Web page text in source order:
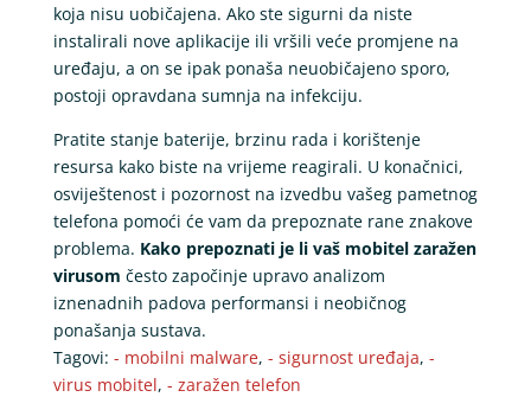
koja nisu uobičajena. Ako ste sigurni da niste
instalirali nove aplikacije ili vršili veće promjene na
uređaju, a on se ipak ponaša neuobičajeno sporo,
postoji opravdana sumnja na infekciju.
Pratite stanje baterije, brzinu rada i korištenje
resursa kako biste na vrijeme reagirali. U konačnici,
osviještenost i pozornost na izvedbu vašeg pametnog
telefona pomoći će vam da prepoznate rane znakove
problema. Kako prepoznati je li vaš mobitel zaražen
virusom često započinje upravo analizom
iznenadnih padova performansi i neobičnog
ponašanja sustava.
Tagovi: - mobilni malware, - sigurnost uređaja, -
virus mobitel, - zaražen telefon